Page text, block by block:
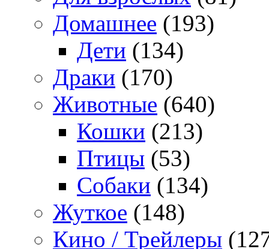
Домашнее (193)
Дети (134)
Драки (170)
Животные (640)
Кошки (213)
Птицы (53)
Собаки (134)
Жуткое (148)
Кино / Трейлеры